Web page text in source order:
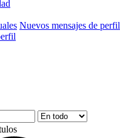
Nuevos mensajes de perfil